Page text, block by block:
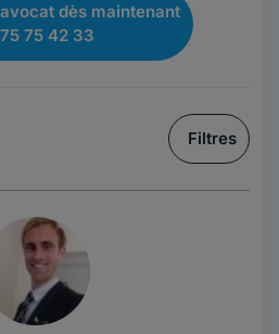
dès maintenant
75 42 33
Filtres